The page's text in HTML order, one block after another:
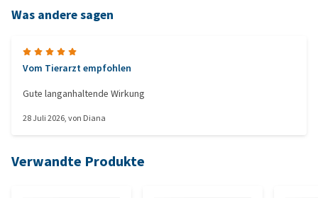
Was andere sagen
Vom Tierarzt empfohlen
Gute langanhaltende Wirkung
28 Juli 2026, von Diana
Verwandte Produkte